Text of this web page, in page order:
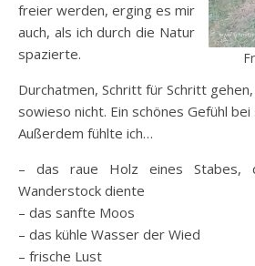
freier werden, erging es mir
auch, als ich durch die Natur
spazierte.
Durchatmen, Schritt für Schritt
sowieso nicht. Ein schönes Gefühl bei
Außerdem fühlte ich…
– das raue Holz eines Stabes,
Wanderstock diente
– das sanfte Moos
– das kühle Wasser der Wied
– frische Lust